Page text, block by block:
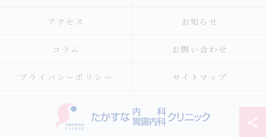
アクセス お知らせ
コラム お問い合わせ
プライバシーポリシー サイトマップ